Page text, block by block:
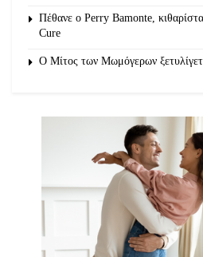
Πέθανε ο Perry Bamonte,
Cure
O Μίτος των Μωμόγερων